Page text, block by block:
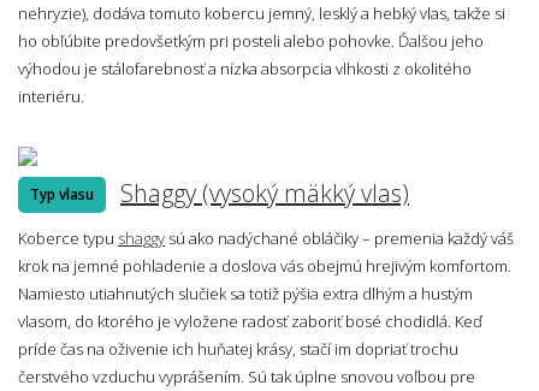
nehryzie), dodáva tomuto kobercu jemný, lesklý a hebký vlas, takže si
ho obľúbite predovšetkým pri posteli alebo pohovke. Ďalšou jeho
výhodou je stálofarebnosť a nízka absorpcia vlhkosti z okolitého
interiéru.
Typ vlasu Shaggy (vysoký mäkký vlas)
Koberce typu shaggy sú ako nadýchané obláčiky – premenia každý váš
krok na jemné pohladenie a doslova vás obejmú hrejivým komfortom.
Namiesto utiahnutých slučiek sa totiž pýšia extra dlhým a hustým
vlasom, do ktorého je vyložene radosť zaboriť bosé chodidlá. Keď
príde čas na oživenie ich huňatej krásy, stačí im dopriať trochu
čerstvého vzduchu vyprášením. Sú tak úplne snovou voľbou pre